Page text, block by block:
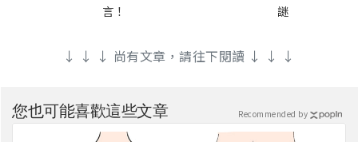
言！
謎
↓ ↓ ↓ 尚有文章，請往下閱讀 ↓ ↓ ↓
您也可能喜歡這些文章 Recommended by